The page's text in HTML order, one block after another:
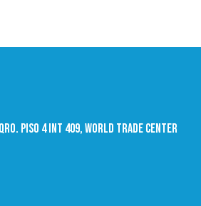
Piso 4 int 409, World trade Center